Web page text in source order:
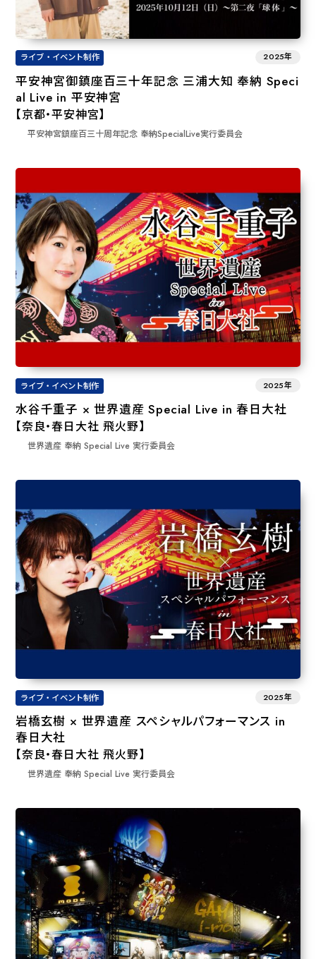
ライブ・イベント制作 2025年
平安神宮御鎮座百三十年記念 三浦大知 奉納 Speci
al Live in 平安神宮
【京都・平安神宮】
平安神宮鎮座百三十周年記念 奉納SpecialLive実行委員会
ライブ・イベント制作 2025年
水谷千重子 × 世界遺産 Special Live in 春日大社
【奈良・春日大社 飛火野】
世界遺産 奉納 Special Live 実⾏委員会
ライブ・イベント制作 2025年
岩橋玄樹 × 世界遺産 スペシャルパフォーマンス in
春日大社
【奈良・春日大社 飛火野】
世界遺産 奉納 Special Live 実⾏委員会